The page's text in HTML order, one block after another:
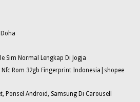
Sim Normal Lengkap Di Jogja
Nfc Rom 32gb Fingerprint Indonesia|shopee
Ponsel Android, Samsung Di Carousell